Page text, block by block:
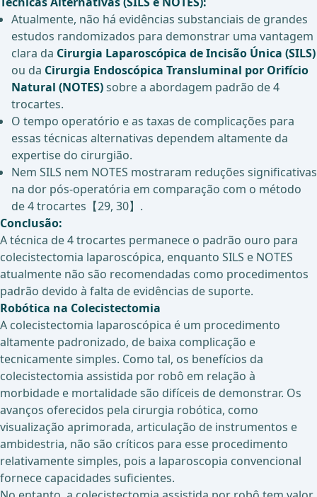
Atualmente, não há evidências substanciais de grandes
estudos randomizados para demonstrar uma vantagem
clara da Cirurgia Laparoscópica de Incisão Única (SILS)
ou da Cirurgia Endoscópica Transluminal por Orifício
Natural (NOTES)sobre a abordagem padrão de 4
trocartes.
O tempo operatório e as taxas de complicações para
essas técnicas alternativas dependem altamente da
expertise do cirurgião.
Nem SILS nem NOTES mostraram reduções significativas
na dor pós-operatória em comparação com o método
de 4 trocartes【29, 30】.
Conclusão:
A técnica de 4 trocartes permanece o padrão ouro para
colecistectomia laparoscópica, enquanto SILS e NOTES
atualmente não são recomendadas como procedimentos
padrão devido à falta de evidências de suporte.
Robótica na Colecistectomia
A colecistectomia laparoscópica é um procedimento
altamente padronizado, de baixa complicação e
tecnicamente simples. Como tal, os benefícios da
colecistectomia assistida por robô em relação à
morbidade e mortalidade são difíceis de demonstrar. Os
avanços oferecidos pela cirurgia robótica, como
visualização aprimorada, articulação de instrumentos e
ambidestria, não são críticos para esse procedimento
relativamente simples, pois a laparoscopia convencional
fornece capacidades suficientes.